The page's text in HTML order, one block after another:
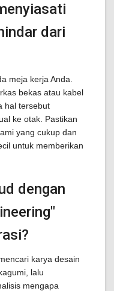
dari
meja kerja Anda.
bekas atau kabel
hal tersebut
ke otak. Pastikan
yang cukup dan
untuk memberikan
dengan
karya desain
lalu
mengapa